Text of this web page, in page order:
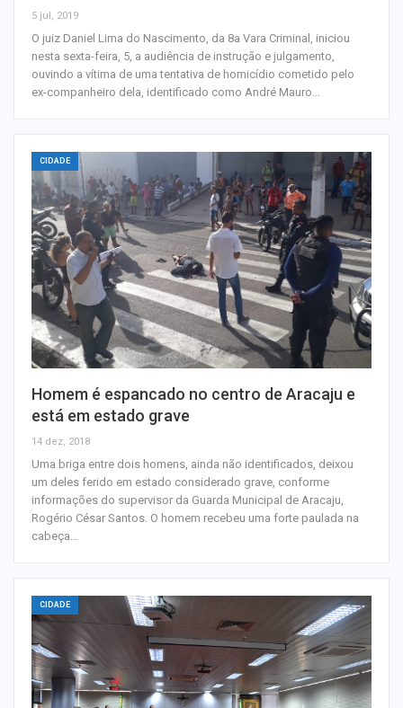
5 jul, 2019
O juiz Daniel Lima do Nascimento, da 8a Vara Criminal, iniciou
nesta sexta-feira, 5, a audiência de instrução e julgamento,
ouvindo a vítima de uma tentativa de homicídio cometido pelo
ex-companheiro dela, identificado como André Mauro…
CIDADE
Homem é espancado no centro de Aracaju e
está em estado grave
14 dez, 2018
Uma briga entre dois homens, ainda não identificados, deixou
um deles ferido em estado considerado grave, conforme
informações do supervisor da Guarda Municipal de Aracaju,
Rogério César Santos. O homem recebeu uma forte paulada na
cabeça…
CIDADE